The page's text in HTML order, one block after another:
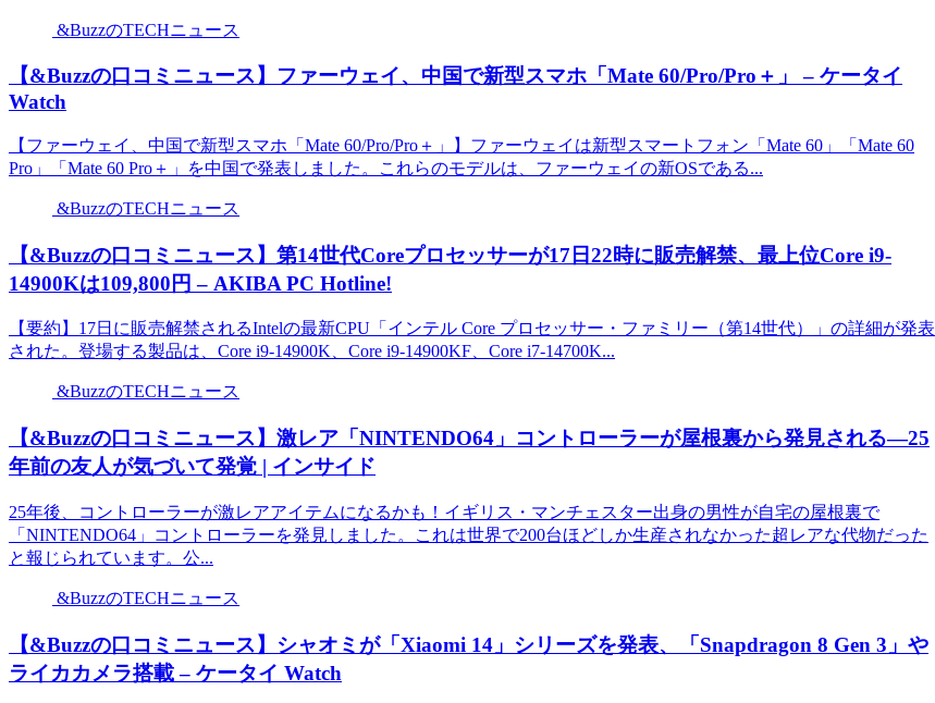
&BuzzのTECHニュース
【&Buzzの口コミニュース】ファーウェイ、中国で新型スマホ「Mate 60/Pro/Pro＋」 – ケータイ
Watch
【ファーウェイ、中国で新型スマホ「Mate 60/Pro/Pro＋」】ファーウェイは新型スマートフォン「Mate 60」「Mate 60
Pro」「Mate 60 Pro＋」を中国で発表しました。これらのモデルは、ファーウェイの新OSである...
&BuzzのTECHニュース
【&Buzzの口コミニュース】第14世代Coreプロセッサーが17日22時に販売解禁、最上位Core i9-
14900Kは109,800円 – AKIBA PC Hotline!
【要約】17日に販売解禁されるIntelの最新CPU「インテル Core プロセッサー・ファミリー（第14世代）」の詳細が発表
された。登場する製品は、Core i9-14900K、Core i9-14900KF、Core i7-14700K...
&BuzzのTECHニュース
【&Buzzの口コミニュース】激レア「NINTENDO64」コントローラーが屋根裏から発見される―25
年前の友人が気づいて発覚 | インサイド
25年後、コントローラーが激レアアイテムになるかも！イギリス・マンチェスター出身の男性が自宅の屋根裏で
「NINTENDO64」コントローラーを発見しました。これは世界で200台ほどしか生産されなかった超レアな代物だった
と報じられています。公...
&BuzzのTECHニュース
【&Buzzの口コミニュース】シャオミが「Xiaomi 14」シリーズを発表、「Snapdragon 8 Gen 3」や
ライカカメラ搭載 – ケータイ Watch